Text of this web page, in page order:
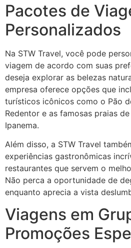
Pacotes de
Personalizados
Na STW Travel, você pode
viagem de acordo com suas
deseja explorar as belezas
empresa oferece opções que
turísticos icônicos como o Pão
Redentor e as famosas praias
Ipanema.
Além disso, a STW Travel
experiências gastronômicas
restaurantes que servem o
Não perca a oportunidade de
enquanto aprecia a vista
Viagens em
Promoções